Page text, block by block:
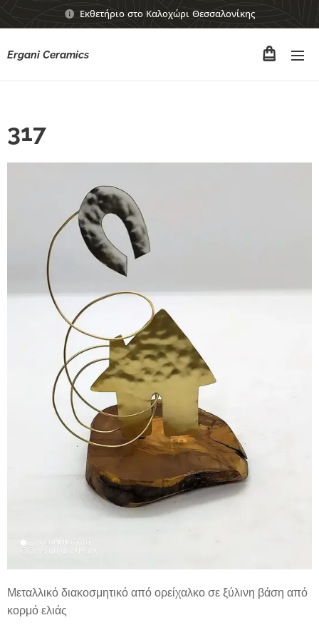
Εκθετήριο στο Καλοχώρι Θεσσαλονίκης
Ergani Ceramics
317
Μεταλλικό διακοσμητικό από ορείχαλκο σε ξύλινη βάση από
κορμό ελιάς